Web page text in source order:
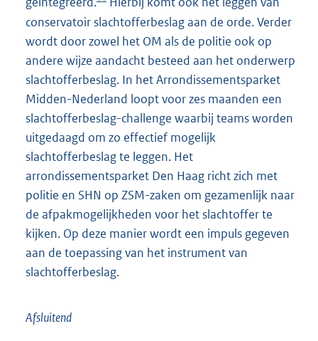
conservatoir slachtofferbeslag aan de orde. Verder
wordt door zowel het OM als de politie ook op
andere wijze aandacht besteed aan het onderwerp
slachtofferbeslag. In het Arrondissementsparket
Midden-Nederland loopt voor zes maanden een
slachtofferbeslag-challenge waarbij teams worden
uitgedaagd om zo effectief mogelijk
slachtofferbeslag te leggen. Het
arrondissementsparket Den Haag richt zich met
politie en SHN op ZSM-zaken om gezamenlijk naar
de afpakmogelijkheden voor het slachtoffer te
kijken. Op deze manier wordt een impuls gegeven
aan de toepassing van het instrument van
slachtofferbeslag.
Afsluitend